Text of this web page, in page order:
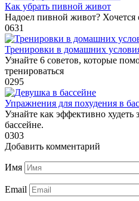
Как убрать пивной живот
Надоел пивной живот? Хочется
0631
Тренировки в домашних
Узнайте 6 советов, которые
тренироваться
0295
Упражнения для похудения в
Узнайте как эффективно худеть
бассейне.
0303
Добавить комментарий
Имя
Email